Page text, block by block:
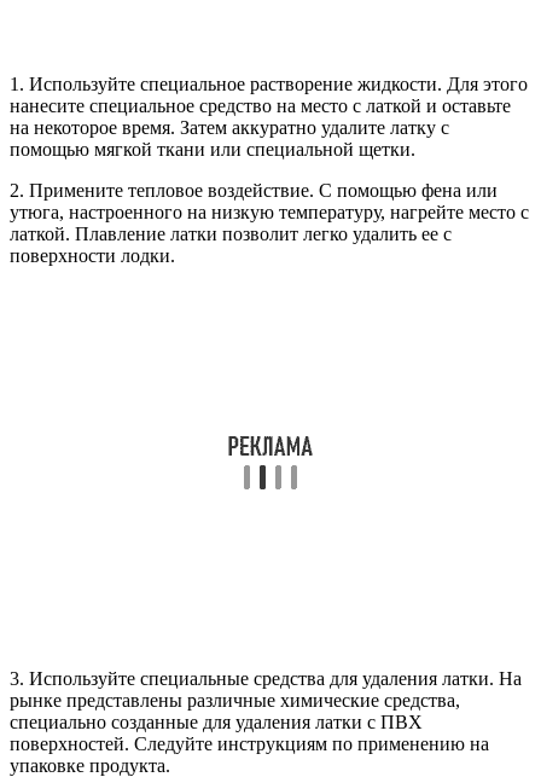
1. Используйте специальное растворение жидкости. Для этого
нанесите специальное средство на место с латкой и оставьте
на некоторое время. Затем аккуратно удалите латку с
помощью мягкой ткани или специальной щетки.
2. Примените тепловое воздействие. С помощью фена или
утюга, настроенного на низкую температуру, нагрейте место с
латкой. Плавление латки позволит легко удалить ее с
поверхности лодки.
3. Используйте специальные средства для удаления латки. На
рынке представлены различные химические средства,
специально созданные для удаления латки с ПВХ
поверхностей. Следуйте инструкциям по применению на
упаковке продукта.